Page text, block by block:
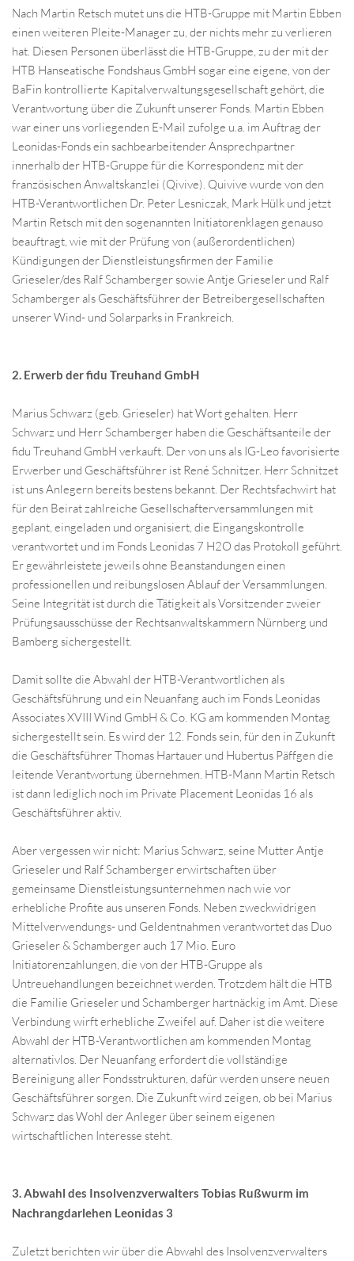
Nach Martin Retsch mutet uns die HTB-Gruppe mit Martin Ebben
einen weiteren Pleite-Manager zu, der nichts mehr zu verlieren
hat. Diesen Personen überlässt die HTB-Gruppe, zu der mit der
HTB Hanseatische Fondshaus GmbH sogar eine eigene, von der
BaFin kontrollierte Kapitalverwaltungsgesellschaft gehört, die
Verantwortung über die Zukunft unserer Fonds. Martin Ebben
war einer uns vorliegenden E-Mail zufolge u.a. im Auftrag der
Leonidas-Fonds ein sachbearbeitender Ansprechpartner
innerhalb der HTB-Gruppe für die Korrespondenz mit der
französischen Anwaltskanzlei (Qivive). Quivive wurde von den
HTB-Verantwortlichen Dr. Peter Lesniczak, Mark Hülk und jetzt
Martin Retsch mit den sogenannten Initiatorenklagen genauso
beauftragt, wie mit der Prüfung von (außerordentlichen)
Kündigungen der Dienstleistungsfirmen der Familie
Grieseler/des Ralf Schamberger sowie Antje Grieseler und Ralf
Schamberger als Geschäftsführer der Betreibergesellschaften
unserer Wind- und Solarparks in Frankreich.
2. Erwerb der fidu Treuhand GmbH
Marius Schwarz (geb. Grieseler) hat Wort gehalten. Herr
Schwarz und Herr Schamberger haben die Geschäftsanteile der
fidu Treuhand GmbH verkauft. Der von uns als IG-Leo favorisierte
Erwerber und Geschäftsführer ist René Schnitzer. Herr Schnitzet
ist uns Anlegern bereits bestens bekannt. Der Rechtsfachwirt hat
für den Beirat zahlreiche Gesellschafterversammlungen mit
geplant, eingeladen und organisiert, die Eingangskontrolle
verantwortet und im Fonds Leonidas 7 H2O das Protokoll geführt.
Er gewährleistete jeweils ohne Beanstandungen einen
professionellen und reibungslosen Ablauf der Versammlungen.
Seine Integrität ist durch die Tätigkeit als Vorsitzender zweier
Prüfungsausschüsse der Rechtsanwaltskammern Nürnberg und
Bamberg sichergestellt.
Damit sollte die Abwahl der HTB-Verantwortlichen als
Geschäftsführung und ein Neuanfang auch im Fonds Leonidas
Associates XVIII Wind GmbH & Co. KG am kommenden Montag
sichergestellt sein. Es wird der 12. Fonds sein, für den in Zukunft
die Geschäftsführer Thomas Hartauer und Hubertus Päffgen die
leitende Verantwortung übernehmen. HTB-Mann Martin Retsch
ist dann lediglich noch im Private Placement Leonidas 16 als
Geschäftsführer aktiv.
Aber vergessen wir nicht: Marius Schwarz, seine Mutter Antje
Grieseler und Ralf Schamberger erwirtschaften über
gemeinsame Dienstleistungsunternehmen nach wie vor
erhebliche Profite aus unseren Fonds. Neben zweckwidrigen
Mittelverwendungs- und Geldentnahmen verantwortet das Duo
Grieseler & Schamberger auch 17 Mio. Euro
Initiatorenzahlungen, die von der HTB-Gruppe als
Untreuehandlungen bezeichnet werden. Trotzdem hält die HTB
die Familie Grieseler und Schamberger hartnäckig im Amt. Diese
Verbindung wirft erhebliche Zweifel auf. Daher ist die weitere
Abwahl der HTB-Verantwortlichen am kommenden Montag
alternativlos. Der Neuanfang erfordert die vollständige
Bereinigung aller Fondsstrukturen, dafür werden unsere neuen
Geschäftsführer sorgen. Die Zukunft wird zeigen, ob bei Marius
Schwarz das Wohl der Anleger über seinem eigenen
wirtschaftlichen Interesse steht.
3. Abwahl des Insolvenzverwalters Tobias Rußwurm im
Nachrangdarlehen Leonidas 3
Zuletzt berichten wir über die Abwahl des Insolvenzverwalters